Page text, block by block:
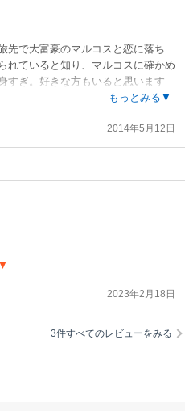
先で大富豪のマルコスと恋に落ち
れていると知り、マルコスに確かめ
すぎ。好きな方もいると思います
そして、何故バネッサに再会したマ
もっとみる▼
2014年5月12日
2023年2月18日
3件すべてのレビューをみる